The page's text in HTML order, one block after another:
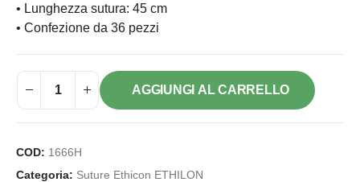
• Lunghezza sutura: 45 cm
• Confezione da 36 pezzi
AGGIUNGI AL CARRELLO
COD: 1666H
Categoria: Suture Ethicon ETHILON